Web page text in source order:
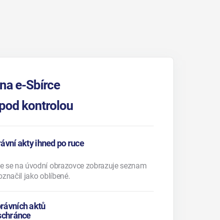
e-Sbírce
kontrolou
akty ihned po ruce
se na úvodní obrazovce zobrazuje seznam
jako oblíbené.
aktů